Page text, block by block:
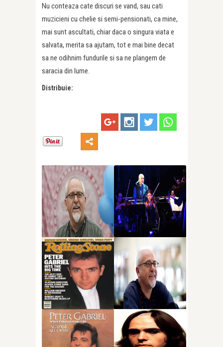
Nu conteaza cate discuri se vand, sau cati
muzicieni cu chelie si semi-pensionati, ca mine,
mai sunt ascultati, chiar daca o singura viata e
salvata, merita sa ajutam, tot e mai bine decat
sa ne odihnim fundurile si sa ne plangem de
saracia din lume.
Distribuie: